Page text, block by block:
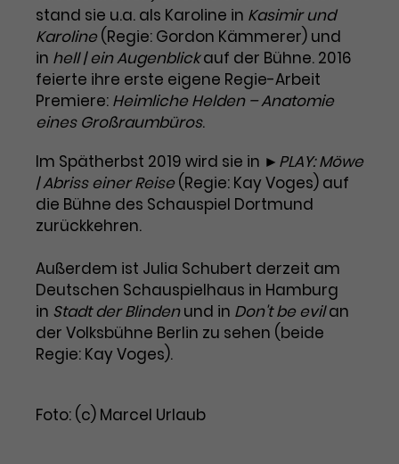
Name _gat_UA-63561367-1
Anbieter Google Analytics
Laufzeit 1 Minute
Das ist ein von Google Analytics
gesetztes Cookie. Bestimmte
Daten werden nur maximal einmal
pro Minute an Google Analytics
werden bestimmte
Datenübertragungen
unterbunden.
Name _gcl_dc
Anbieter Google / DoubleClick
Laufzeit 3 Monate
Zweck
Dieses Cookie wird verwendet, um
Werbeanzeigen zu messen und
Remarketing-Funktionen
bereitzustellen.
Name IDE
Anbieter Google / DoubleClick
Laufzeit 1 Jahr
Dieses Cookie dient der Anzeige
stand sie u.a. als Karoline in Kasimir und
Karoline(Regie: Gordon Kämmerer) und
in hell | ein Augenblickauf der Bühne. 2016
feierte ihre erste eigene Regie-Arbeit
Premiere: Heimliche Helden – Anatomie
eines Großraumbüros.
Im Spätherbst 2019 wird sie in ►PLAY: Möwe
| Abriss einer Reise(Regie: Kay Voges) auf
die Bühne des Schauspiel Dortmund
zurückkehren.
Außerdem ist Julia Schubert derzeit am
Deutschen Schauspielhaus in Hamburg
in Stadt der Blindenund in Don't be evilan
der Volksbühne Berlin zu sehen (beide
Regie: Kay Voges).
Foto: (c) Marcel Urlaub